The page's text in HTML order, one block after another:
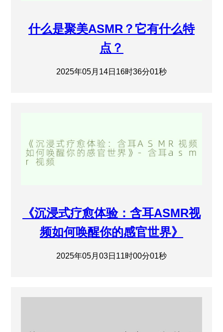
什么是聚美ASMR？它有什么特
点？
2025年05月14日16时36分01秒
《沉浸式疗愈体验：含耳ASMR视
频如何唤醒你的感官世界》
2025年05月03日11时00分01秒